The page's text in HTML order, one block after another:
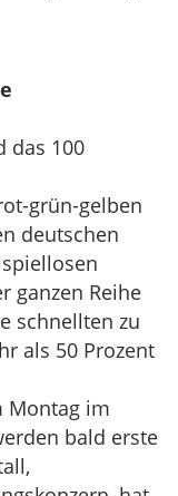
das 100
grün-gelben
deutschen
ganzen Reihe
schnellten zu
als 50 Prozent
Montag im
bald erste